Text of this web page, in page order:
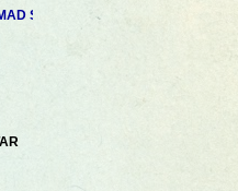
SYAHDAN | ZAELANI | JOSHUA